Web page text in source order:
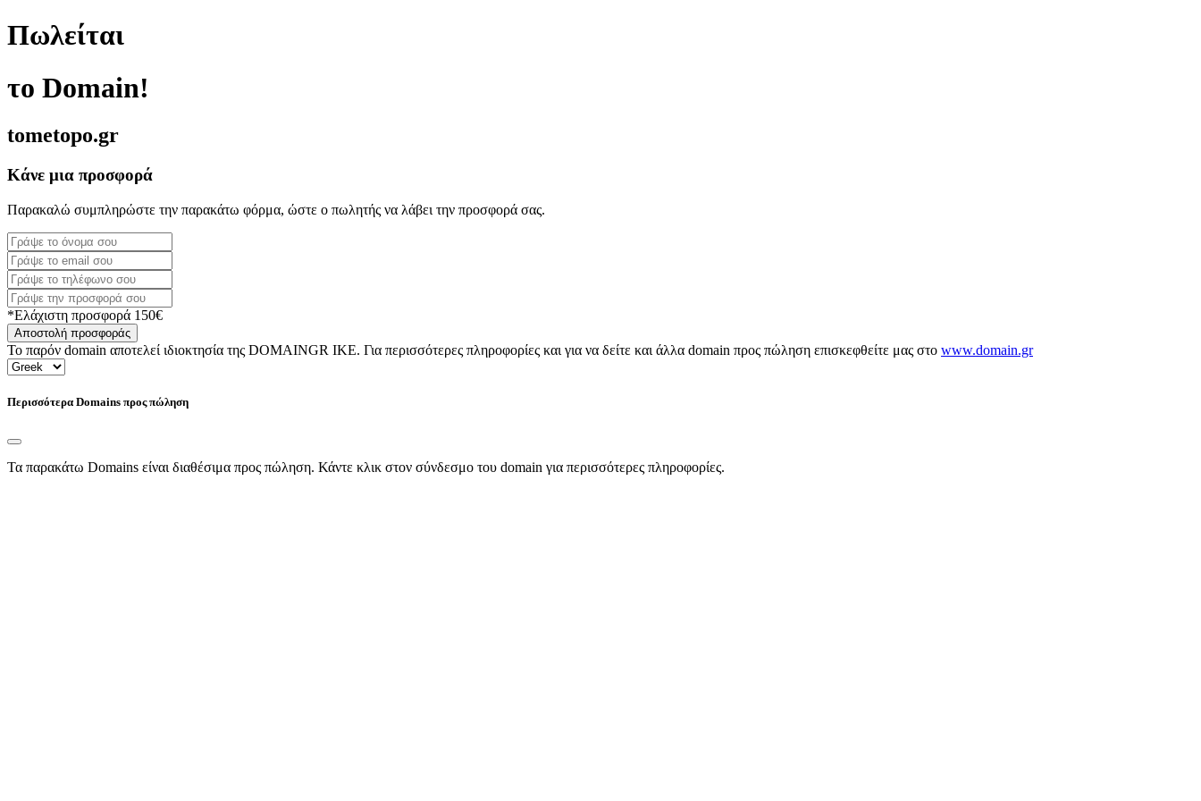
Πωλείται
το Domain!
tometopo.gr
Κάνε μια προσφορά
Παρακαλώ συμπληρώστε την παρακάτω φόρμα, ώστε ο πωλητής να λάβει την προσφορά σας.
*Ελάχιστη προσφορά 150€
Αποστολή προσφοράς
Το παρόν domain αποτελεί ιδιοκτησία της DOMAINGR ΙΚΕ. Για περισσότερες πληροφορίες και για να δείτε και άλλα domain προς πώληση επισκεφθείτε μας στο www.domain.gr
Περισσότερα Domains προς πώληση
Τα παρακάτω Domains είναι διαθέσιμα προς πώληση. Κάντε κλικ στον σύνδεσμο του domain για περισσότερες πληροφορίες.